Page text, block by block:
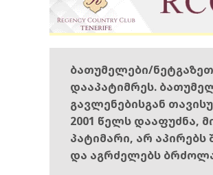
ბათუმელები/
დააპატიმრეს.
გავლენებისგან
2001 წელს დააფუძნა,
პატიმარი, არ
და აგრძელებს